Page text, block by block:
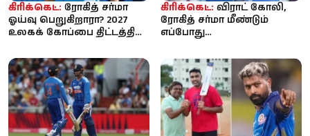
கிரிக்கெட்: ரோகித் சர்மா
ஓய்வு பெறுகிறாரா? 2027
உலகக் கோப்பை திட்டத்தில்
தகவலால்...
கிரிக்கெட்: விராட் கோலி,
ரோகித் சர்மா மீண்டும்
எப்போது
இந்திய அணியின் அடுத்த...